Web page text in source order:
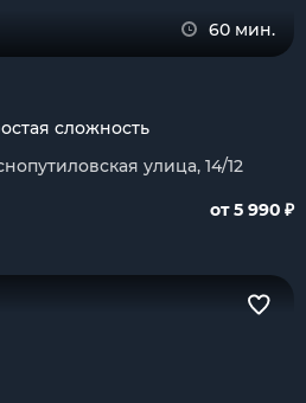
60 мин.
сложность
улица, 14/12
от 5 990 ₽